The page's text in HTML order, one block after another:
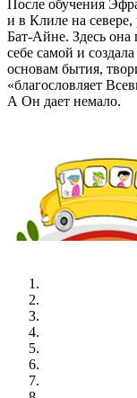
После обучения
и в Клиле на севере,
Бат-Айне. Здесь она
себе самой и
основам бытия,
«благословляет
А Он дает немало.